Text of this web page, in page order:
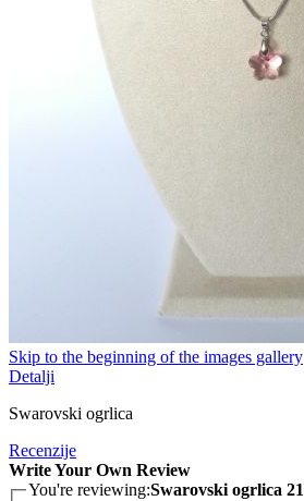
Skip to the beginning of the images gallery
Detalji
Swarovski ogrlica
Recenzije
Write Your Own Review
You're reviewing:Swarovski ogrlica 21